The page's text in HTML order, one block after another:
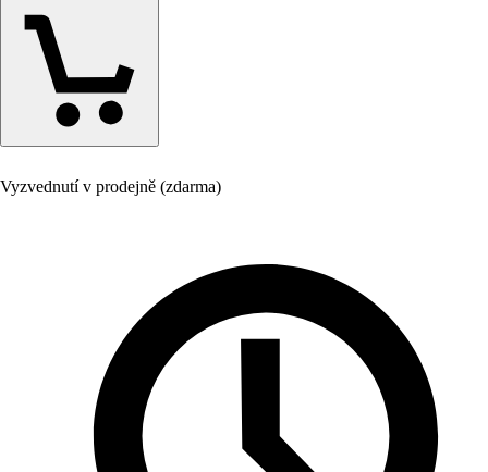
Vyzvednutí v prodejně (zdarma)